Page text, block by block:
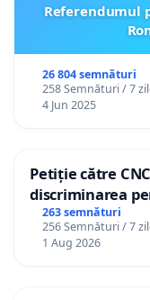
Referendumul
26 804 semnături
258 Semnături / 7
4 Jun 2025
Petiție către
discriminarea
către utilizatorul
263 semnături
256 Semnături / 7
1 Aug 2026